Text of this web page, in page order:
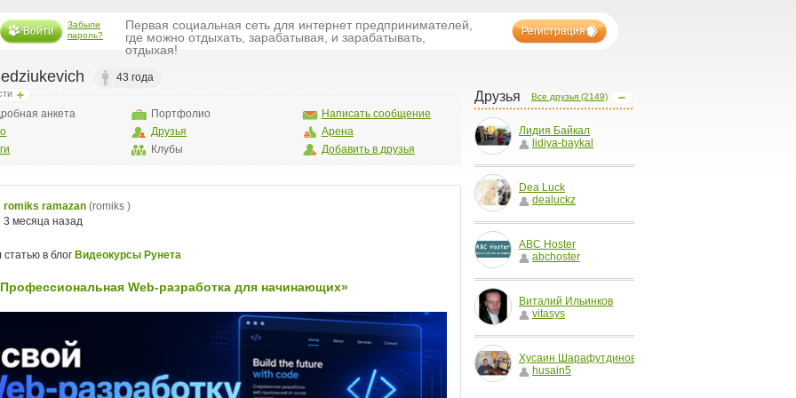
Войти
Забыли
пароль?
Первая социальная сеть для интернет предпринимателей,
где можно отдыхать, зарабатывая, и зарабатывать,
отдыхая!
Регистрация
Все друзья (2149)
Друзья
Лидия Байкал
lidiya-baykal
Dea Luck
dealuckz
ABC Hoster
abchoster
Виталий Ильинков
vitasys
Хусаин Шарафутдинов
husain5
43 года
анкета
Портфолио
Друзья
Клубы
Написать сообщение
Арена
Добавить в друзья